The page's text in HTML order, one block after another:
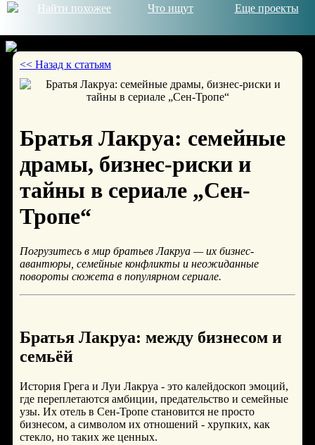
Найти похожее Что ищут Еще проекты
© 2026
<< Назад к статьям
Братья Лакруа: семейные
драмы, бизнес-риски и
тайны в сериале „Сен-
Тропе“
Погрузитесь в мир братьев Лакруа — их бизнес-
авантюры, семейные конфликты и неожиданные
повороты сюжета в популярном сериале.
Братья Лакруа: между бизнесом и
семьёй
История Грега и Луи Лакруа - это калейдоскоп эмоций,
где переплетаются амбиции, предательство и семейные
узы. Их отель в Сен-Тропе становится не просто
бизнесом, а символом их отношений - хрупких, как
стекло, но таких же ценных.